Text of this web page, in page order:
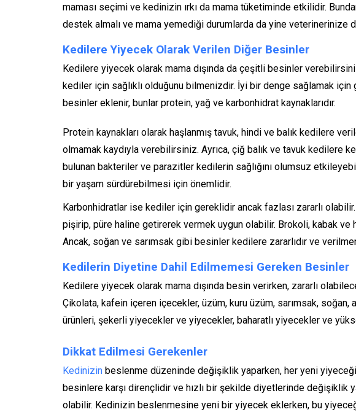
maması seçimi ve kedinizin ırkı da mama tüketiminde etkilidir.
destek almalı ve mama yemediği durumlarda da yine veterinerinize
Kedilere Yiyecek Olarak Verilen Diğer Besinler
Kedilere yiyecek olarak mama dışında da çeşitli besinler
kediler için sağlıklı olduğunu bilmenizdir. İyi bir denge sağlamak için
besinler eklenir, bunlar protein, yağ ve karbonhidrat kaynaklarıdır.
Protein kaynakları olarak haşlanmış tavuk, hindi ve balık kedilere
olmamak kaydıyla verebilirsiniz. Ayrıca, çiğ balık ve tavuk kedilere
bulunan bakteriler ve parazitler kedilerin sağlığını olumsuz
bir yaşam sürdürebilmesi için önemlidir.
Karbonhidratlar ise kediler için gereklidir ancak fazlası zararlı
pişirip, püre haline getirerek vermek uygun olabilir. Brokoli, kabak
Ancak, soğan ve sarımsak gibi besinler kedilere zararlıdır ve
Kedilerin Diyetine Dahil Edilmemesi Gereken Besinler
Kedilere yiyecek olarak mama dışında besin verirken, zararlı
Çikolata, kafein içeren içecekler, üzüm, kuru üzüm, sarımsak,
ürünleri, şekerli yiyecekler ve yiyecekler, baharatlı yiyecekler ve
Dikkat Edilmesi Gerekenler
Kedinizin beslenme düzeninde değişiklik yaparken, her yeni yiyeceği
besinlere karşı dirençlidir ve hızlı bir şekilde diyetlerinde değişiklik
olabilir. Kedinizin beslenmesine yeni bir yiyecek eklerken, bu